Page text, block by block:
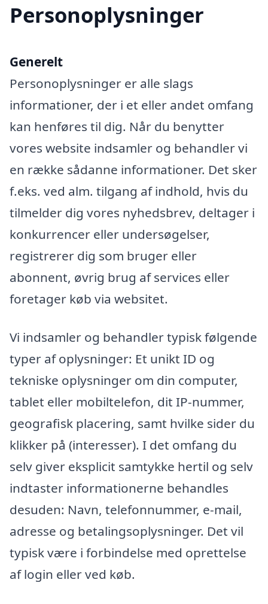
Personoplysninger
Generelt
Personoplysninger er alle slags
informationer, der i et eller andet omfang
kan henføres til dig. Når du benytter
vores website indsamler og behandler vi
en række sådanne informationer. Det sker
f.eks. ved alm. tilgang af indhold, hvis du
tilmelder dig vores nyhedsbrev, deltager i
konkurrencer eller undersøgelser,
registrerer dig som bruger eller
abonnent, øvrig brug af services eller
foretager køb via websitet.
Vi indsamler og behandler typisk følgende
typer af oplysninger: Et unikt ID og
tekniske oplysninger om din computer,
tablet eller mobiltelefon, dit IP-nummer,
geografisk placering, samt hvilke sider du
klikker på (interesser). I det omfang du
selv giver eksplicit samtykke hertil og selv
indtaster informationerne behandles
desuden: Navn, telefonnummer, e-mail,
adresse og betalingsoplysninger. Det vil
typisk være i forbindelse med oprettelse
af login eller ved køb.